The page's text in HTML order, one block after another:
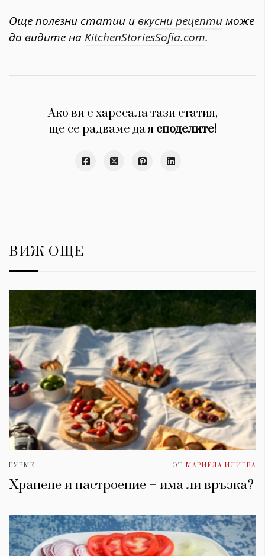
Още полезни статии и вкусни рецептиможе
да видите на KitchenStoriesSofia.com.
Ако ви е харесала тази статия,
ще се радваме да я споделите!
ВИЖ ОЩЕ
ГУРМЕ ОТ МАРИЕЛА ИЛИЕВА
Хранене и настроение – има ли връзка?